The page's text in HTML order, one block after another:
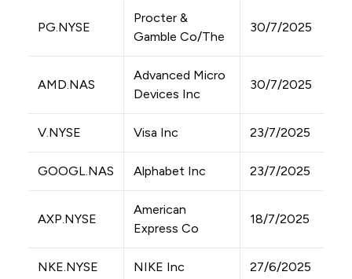
PG.NYSE
Procter &
Gamble Co/The
30/7/2025
AMD.NAS
Advanced Micro
Devices Inc
30/7/2025
V.NYSE Visa Inc 23/7/2025
GOOGL.NAS Alphabet Inc 23/7/2025
AXP.NYSE
American
Express Co
18/7/2025
NKE.NYSE NIKE Inc 27/6/2025